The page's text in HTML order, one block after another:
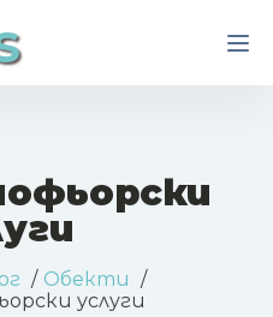
Обекти
услуги